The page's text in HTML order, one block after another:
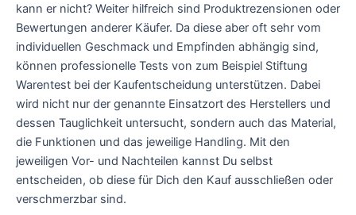
kann er nicht? Weiter hilfreich sind Produktrezensionen oder
Bewertungen anderer Käufer. Da diese aber oft sehr vom
individuellen Geschmack und Empfinden abhängig sind,
können professionelle Tests von zum Beispiel Stiftung
Warentest bei der Kaufentscheidung unterstützen. Dabei
wird nicht nur der genannte Einsatzort des Herstellers und
dessen Tauglichkeit untersucht, sondern auch das Material,
die Funktionen und das jeweilige Handling. Mit den
jeweiligen Vor- und Nachteilen kannst Du selbst
entscheiden, ob diese für Dich den Kauf ausschließen oder
verschmerzbar sind.